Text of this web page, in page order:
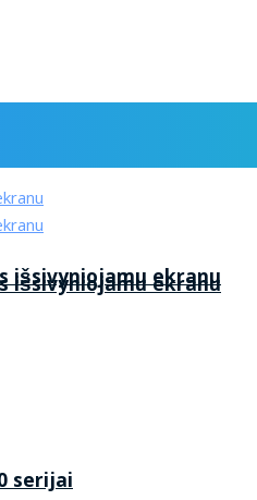
išsivyniojamu ekranu
išsivyniojamu ekranu
serijai